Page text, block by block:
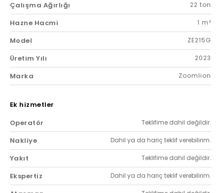
Çalışma Ağırlığı 22 ton
Hazne Hacmi 1 m³
Model ZE215G
Üretim Yılı 2023
Marka Zoomlion
Ek hizmetler
Operatör
Teklifime dahil değildir.
Nakliye Dahil ya da hariç teklif verebilirim.
Yakıt Teklifime dahil değildir.
Ekspertiz Dahil ya da hariç teklif verebilirim.